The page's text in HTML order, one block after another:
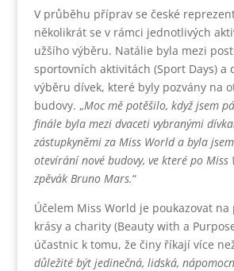
V průběhu příprav se české
několikrát se v rámci jednotlivých
užšího výběru. Natálie byla mezi
sportovních aktivitách (Sport Days) a
výběru dívek, které byly pozvány na
budovy. „Moc mě potěšilo, když jsem
finále byla mezi dvaceti vybranými
zástupkyněmi za Miss World a byla
otevírání nové budovy, ve které po Miss
zpěvák Bruno Mars.“
Účelem Miss World je poukazovat
krásy a charity (Beauty with a
účastnic k tomu, že činy říkají více
důležité být jedinečná, lidská,